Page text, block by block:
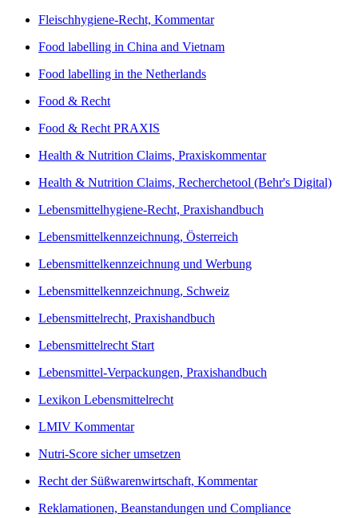
Fleischhygiene-Recht, Kommentar
Food labelling in China and Vietnam
Food labelling in the Netherlands
Food & Recht
Food & Recht PRAXIS
Health & Nutrition Claims, Praxiskommentar
Health & Nutrition Claims, Recherchetool (Behr's Digital)
Lebensmittelhygiene-Recht, Praxishandbuch
Lebensmittelkennzeichnung, Österreich
Lebensmittelkennzeichnung und Werbung
Lebensmittelkennzeichnung, Schweiz
Lebensmittelrecht, Praxishandbuch
Lebensmittelrecht Start
Lebensmittel-Verpackungen, Praxishandbuch
Lexikon Lebensmittelrecht
LMIV Kommentar
Nutri-Score sicher umsetzen
Recht der Süßwarenwirtschaft, Kommentar
Reklamationen, Beanstandungen und Compliance